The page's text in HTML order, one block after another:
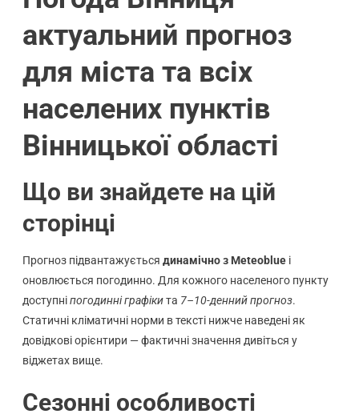
актуальний прогноз
для міста та всіх
населених пунктів
Вінницької області
Що ви знайдете на цій
сторінці
Прогноз підвантажується динамічно з Meteoblueі
оновлюється погодинно. Для кожного населеного пункту
доступніпогодинні графікита 7–10-денний прогноз.
Статичні кліматичні норми в тексті нижче наведені як
довідкові орієнтири — фактичні значення дивіться у
віджетах вище.
Сезонні особливості